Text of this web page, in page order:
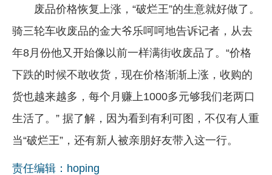
废品价格恢复上涨，“破烂王”的生意就好做了。
骑三轮车收废品的金大爷乐呵呵地告诉记者，从去
年8月份他又开始像以前一样满街收废品了。“价格
下跌的时候不敢收货，现在价格渐渐上涨，收购的
货也越来越多，每个月赚上1000多元够我们老两口
生活了。” 据了解，因为看到有利可图，不仅有人重
当“破烂王”，还有新人被亲朋好友带入这一行。
责任编辑：hoping